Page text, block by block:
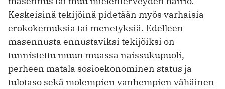
Keskeisinä tekijöinä pidetään myös varhaisia
erokokemuksia tai menetyksiä. Edelleen
masennusta ennustaviksi tekijöiksi on
tunnistettu muun muassa naissukupuoli,
perheen matala sosioekonominen status ja
tulotaso sekä molempien vanhempien vähäinen